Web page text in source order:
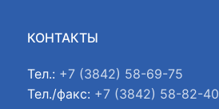
КОНТАКТЫ
Тел.: +7 (3842) 58-69-75
Тел./факс: +7 (3842) 58-82-40